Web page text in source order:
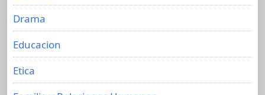
Drama
Educacion
Etica